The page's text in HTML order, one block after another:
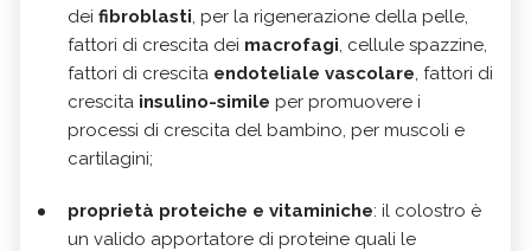
dei fibroblasti, per la rigenerazione della pelle,
fattori di crescita dei macrofagi, cellule spazzine,
fattori di crescita endoteliale vascolare, fattori di
crescita insulino-simile per promuovere i
processi di crescita del bambino, per muscoli e
cartilagini;
proprietà proteiche e vitaminiche: il colostro è
un valido apportatore di proteine quali le